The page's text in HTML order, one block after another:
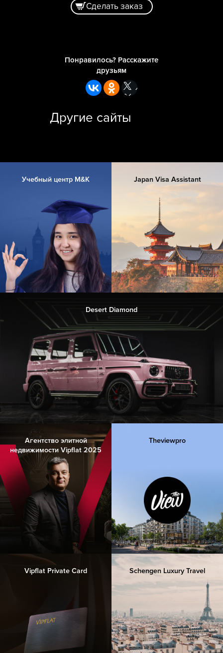
Сделать заказ
Понравилось? Расскажите
друзьям
Другие сайты
Учебный центр M&K
Desert Diamond
Japan Visa Assistant
Агентство элитной
недвижимости Vipflat 2025
Theviewpro
Vipflat Private Card Schengen Luxury Travel